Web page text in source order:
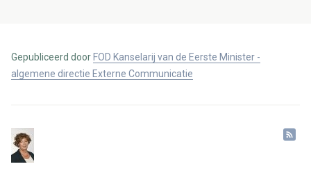
Gepubliceerd door FOD Kanselarij van de Eerste Minister -
algemene directie Externe Communicatie